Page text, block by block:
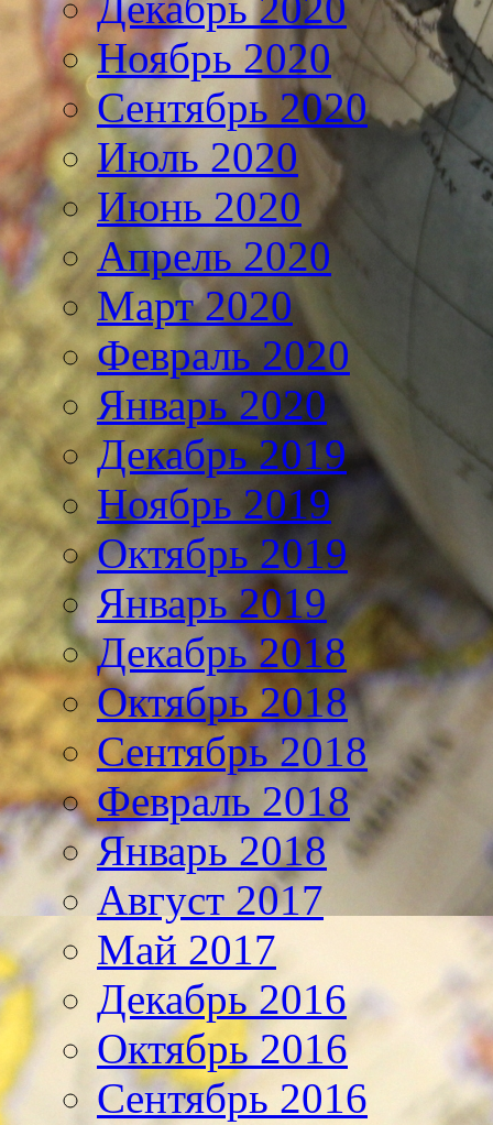
Ноябрь 2020
Сентябрь 2020
Июль 2020
Июнь 2020
Апрель 2020
Март 2020
Февраль 2020
Январь 2020
Декабрь 2019
Ноябрь 2019
Октябрь 2019
Январь 2019
Декабрь 2018
Октябрь 2018
Сентябрь 2018
Февраль 2018
Январь 2018
Август 2017
Май 2017
Декабрь 2016
Октябрь 2016
Сентябрь 2016